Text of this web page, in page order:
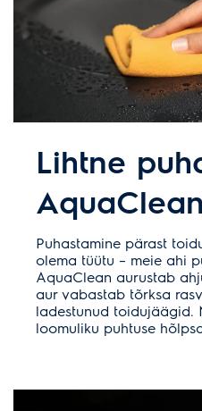
Lihtne
Puhastamine pärast
olema tüütu – meie ahi
AquaClean aurustab
aur vabastab tõrksa
ladestunud toidujäägid.
loomuliku puhtuse